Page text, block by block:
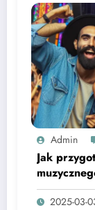
Admin
Jak
wskazówki
2025-03-